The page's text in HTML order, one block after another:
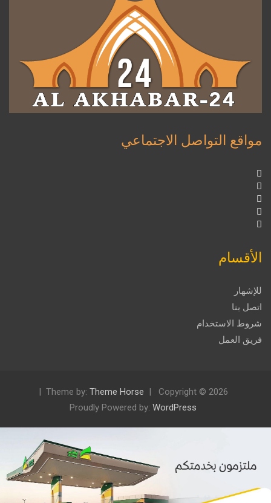
مواقع التواصل الاجتماعي
الأقسام
للإشهار
اتصل بنا
شروط الاستخدام
فريق العمل
Copyright © 2026
Theme by: Theme Horse
Proudly Powered by: WordPress